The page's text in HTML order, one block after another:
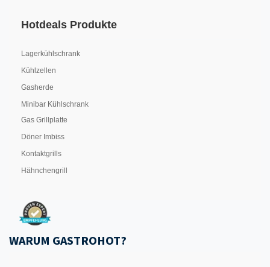
Hotdeals Produkte
Lagerkühlschrank
Kühlzellen
Gasherde
Minibar Kühlschrank
Gas Grillplatte
Döner Imbiss
Kontaktgrills
Hähnchengrill
WARUM GASTROHOT?